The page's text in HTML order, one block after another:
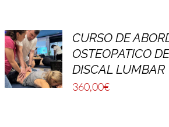
CURSO DE
OSTEOPATICO
DISCAL LUMBAR
360,00€